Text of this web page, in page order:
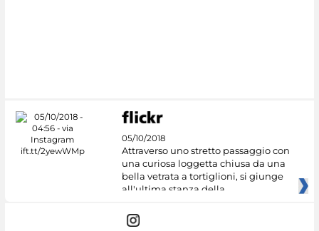
05/10/2018
Attraverso uno stretto passaggio con
una curiosa loggetta chiusa da una
bella vetrata a tortiglioni, si giunge
all'ultima stanza della